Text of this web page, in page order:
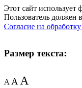
Этот сайт использует
Пользователь должен
Согласие на
Размер текста:
AAA